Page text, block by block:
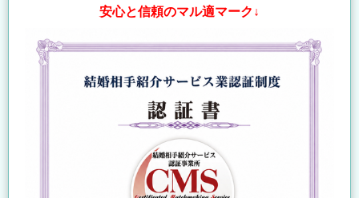
安心と信頼のマル適マーク↓